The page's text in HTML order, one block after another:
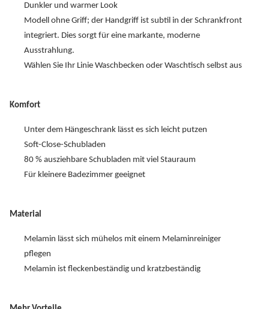
Dunkler und warmer Look
Modell ohne Griff; der Handgriff ist subtil in der Schrankfront
integriert. Dies sorgt für eine markante, moderne
Ausstrahlung.
Wählen Sie Ihr Linie Waschbecken oder Waschtisch selbst aus
Komfort
Unter dem Hängeschrank lässt es sich leicht putzen
Soft-Close-Schubladen
80 % ausziehbare Schubladen mit viel Stauraum
Für kleinere Badezimmer geeignet
Material
Melamin lässt sich mühelos mit einem Melaminreiniger
pflegen
Melamin ist fleckenbeständig und kratzbeständig